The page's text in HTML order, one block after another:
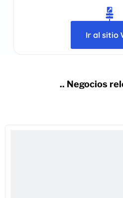
Ir al sitio
.. Negocios